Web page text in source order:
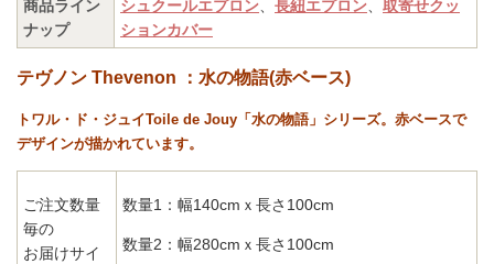
商品ライン
ナップ
シュクールエプロン
長紐エプロン
取寄せクッ
ションカバー
テヴノン Thevenon ：水の物語(赤ベース)
トワル・ド・ジュイToile de Jouy「水の物語」シリーズ。赤ベースで
デザインが描かれています。
ご注文数量
毎の
お届けサイ
数量1：幅140cmｘ長さ100cm
数量2：幅280cmｘ長さ100cm